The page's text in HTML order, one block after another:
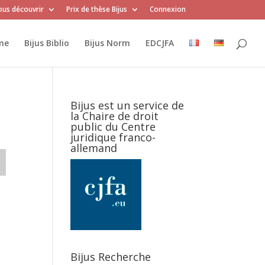
découvrir Prix de thèse Bijus Connexion
Bijus Biblio Bijus Norm EDCJFA
Bijus est un service de
la Chaire de droit
public du Centre
juridique franco-
allemand
Bijus Recherche